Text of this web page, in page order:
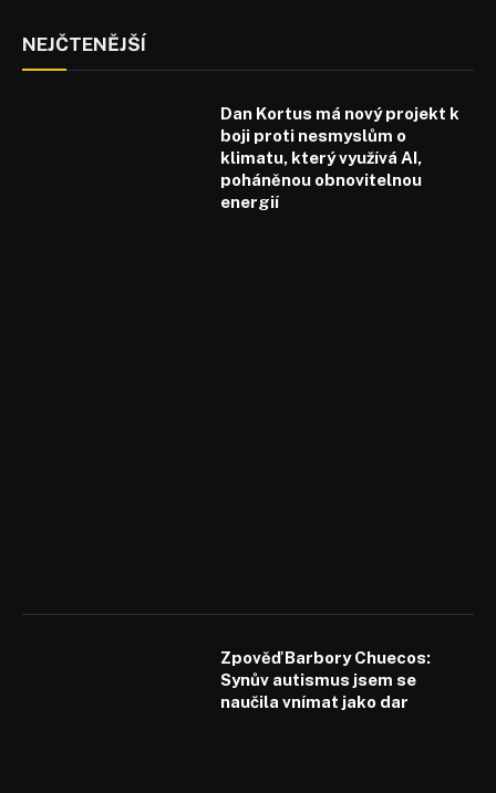
NEJČTENĚJŠÍ
Dan Kortus má nový projekt k
boji proti nesmyslům o
klimatu, který využívá AI,
poháněnou obnovitelnou
energií
Zpověď Barbory Chuecos:
Synův autismus jsem se
naučila vnímat jako dar